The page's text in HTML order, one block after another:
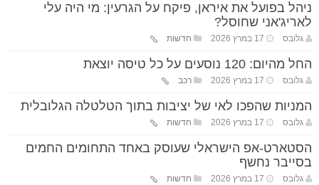
ניהל בפועל את איראן, פיקח על הגרעין: מי היה עלי
לאריג'אני שחוסל?
גלובס 17 במרץ 2026 חדשות
החל מהיום: 120 נוסעים על כל טיסה יוצאת
גלובס 17 במרץ 2026 רכב
המניות שהפכו לאי של יציבות בתוך הטלטלה הגלובלית
גלובס 17 במרץ 2026 חדשות
הסטארט-אפ הישראלי שעוסק באחד התחומים החמים
בסייבר נחשף
גלובס 17 במרץ 2026 חדשות